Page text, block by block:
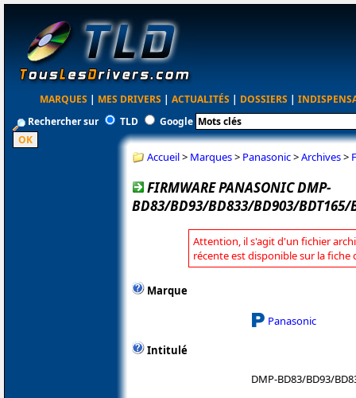
MARQUES | MES DRIVERS | ACTUALITÉS | DOSSIERS |
Rechercher sur
TLD Google
Accueil> Marques> Panasonic>Archives>
FIRMWARE PANASONIC DMP-
BD83/BD93/BD833/BD903/BDT165/
Attention, il s'agit d'un fichier
récente est disponible sur la fiche
Marque
Panasonic
Intitulé
DMP-BD83/BD93/